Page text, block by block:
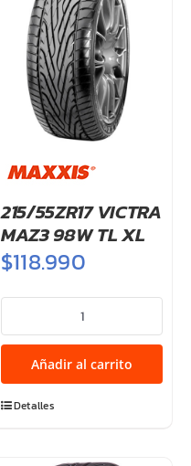
215/55ZR17 VICTRA
MAZ3 98W TL XL
$118.990
VICTRA
MAZ3
TL
XL
Añadir al carrito
Detalles